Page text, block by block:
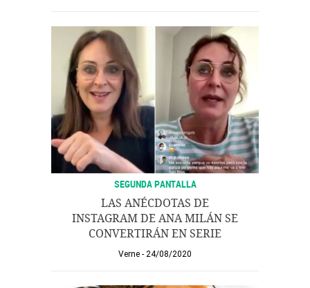
SEGUNDA PANTALLA
LAS ANÉCDOTAS DE
INSTAGRAM DE ANA MILÁN SE
CONVERTIRÁN EN SERIE
Verne 24/08/2020